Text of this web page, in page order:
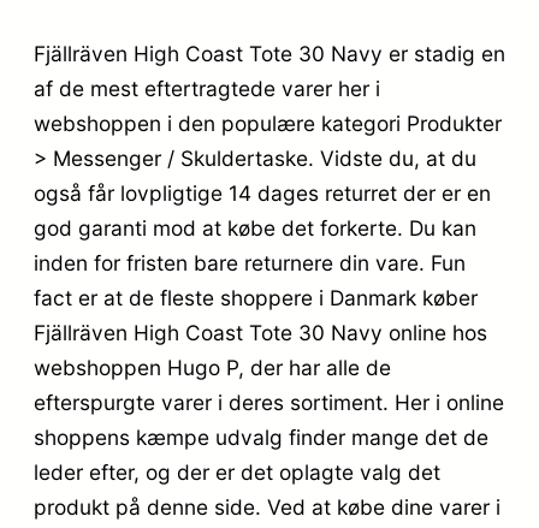
Fjällräven High Coast Tote 30 Navy er stadig en
af de mest eftertragtede varer her i
webshoppen i den populære kategori Produkter
> Messenger / Skuldertaske. Vidste du, at du
også får lovpligtige 14 dages returret der er en
god garanti mod at købe det forkerte. Du kan
inden for fristen bare returnere din vare. Fun
fact er at de fleste shoppere i Danmark køber
Fjällräven High Coast Tote 30 Navy online hos
webshoppen Hugo P, der har alle de
efterspurgte varer i deres sortiment. Her i online
shoppens kæmpe udvalg finder mange det de
leder efter, og der er det oplagte valg det
produkt på denne side. Ved at købe dine varer i